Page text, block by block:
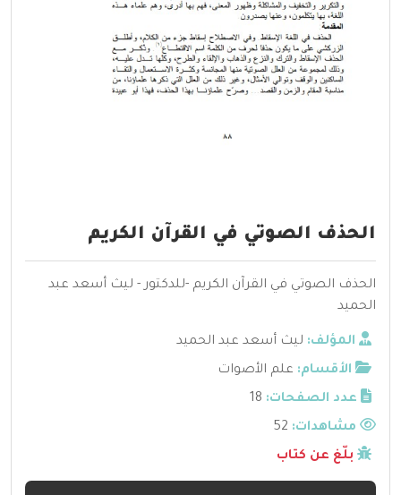
الحذف الصوتي في القرآن الكريم
الحذف الصوتي في القرآن الكريم -للدكتور - ليث أسعد عبد
الحميد
المؤلف: ليث أسعد عبد الحميد
الأقسام: علم الأصوات
عدد الصفحات: 18
مشاهدات:
بلّغ عن كتاب